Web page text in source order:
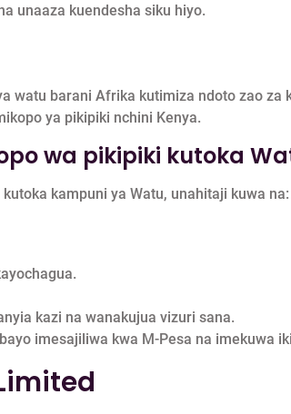
unaaza kuendesha siku hiyo.
watu barani Afrika kutimiza ndoto zao za
ya pikipiki nchini Kenya.
wa pikipiki kutoka
kampuni ya Watu, unahitaji kuwa na:
kazi na wanakujua vizuri sana.
imesajiliwa kwa M-Pesa na imekuwa